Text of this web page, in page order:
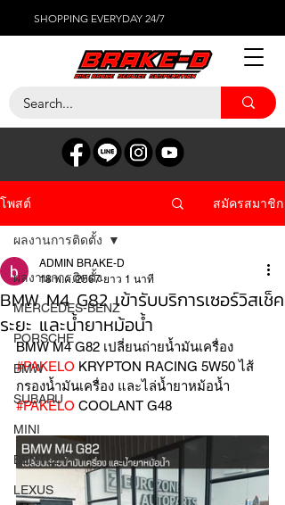
SHOPPING EVERYDAY 24/7
โพสต์ สมัครสมาชิก
ผลงานการติดตั้ง
MERCEDES-BENZ
PORSCHE
BMW
SUBARU
MINI
BENTLEY
LEXUS
ผลงานการติดตั้ง
BMW M4 G82 เข้ารับบริการเซอร์วิสเช็ค
ระยะ และน้ำยาหม้อน้ำ
ADMIN BRAKE-D
18 พ.ค. 2567 ยาว 1 นาที
BMW M4 G82 เปลี่ยนถ่ายน้ำมันเครื่อง
#PAKELO KRYPTON RACING 5W50 ไส้
กรองน้ำมันเครื่อง และไล่น้ำยาหม้อน้ำ
#PAKELO COOLANT G48